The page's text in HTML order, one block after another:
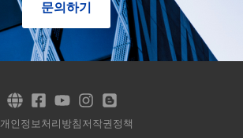
문의하기
개인정보처리방침 저작권정책